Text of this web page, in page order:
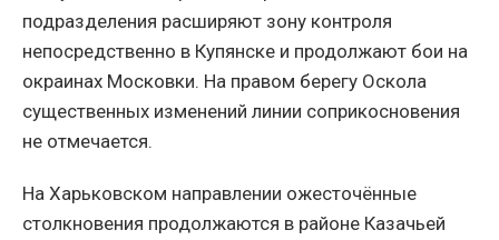
подразделения расширяют зону контроля
непосредственно в Купянске и продолжают бои на
окраинах Московки. На правом берегу Оскола
существенных изменений линии соприкосновения
не отмечается.
На Харьковском направлении ожесточённые
столкновения продолжаются в районе Казачьей